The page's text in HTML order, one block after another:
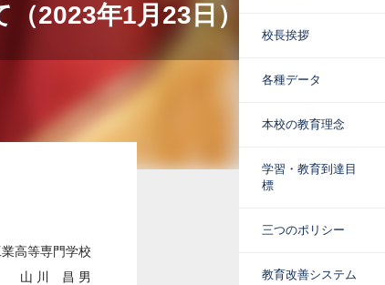
2023年1月23日）
高等専門学校
山 川 昌 男
校長挨拶
各種データ
本校の教育理念
学習・教育到達目
標
三つのポリシー
教育改善システム